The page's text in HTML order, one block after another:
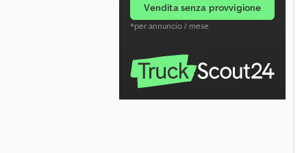
vendita senza provvigione
*per annuncio / mese